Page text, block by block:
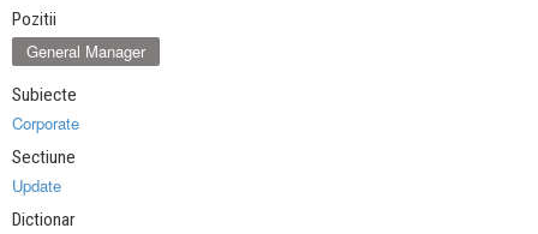
Pozitii
General Manager
Subiecte
Corporate
Sectiune
Update
Dictionar